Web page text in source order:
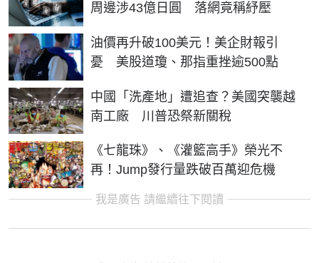
周邊涉43億日圓 落網竟稱紓壓
油價再升破100美元！美企財報引
憂 美股道瓊、那指重挫逾500點
中國「洗產地」遭追查？美國突襲越
南工廠 川普恐祭新關稅
《七龍珠》、《灌籃高手》榮光不
再！Jump發行量跌破百萬迎危機
我是廣告 請繼續往下閱讀